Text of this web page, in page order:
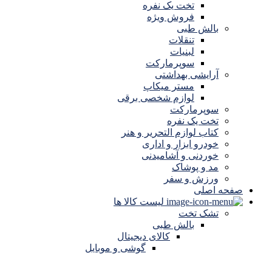
تخت یک نفره
فروش ویژه
بالش طبی
تنقلات
لبنیات
سوپرمارکت
آرایشی بهداشتی
مستر میکاپ
لوازم شخصی برقی
سوپرمارکت
تخت یک نفره
کتاب لوازم التحریر و هنر
خودرو ابزار و اداری
خوردنی و آشامیدنی
مد و پوشاک
ورزش و سفر
صفحه اصلی
لیست کالا ها
تشک تخت
بالش طبی
کالای دیجیتال
گوشی و موبایل